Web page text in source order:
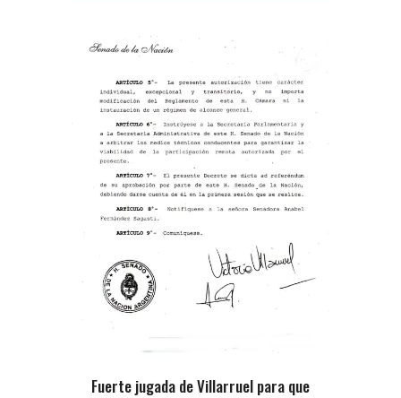
Fuerte jugada de Villarruel para que